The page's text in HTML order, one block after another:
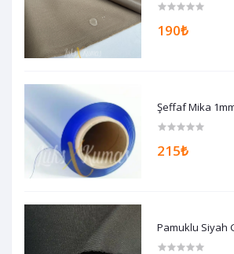
190₺
Şeffaf Mika
215₺
Pamuklu Siyah